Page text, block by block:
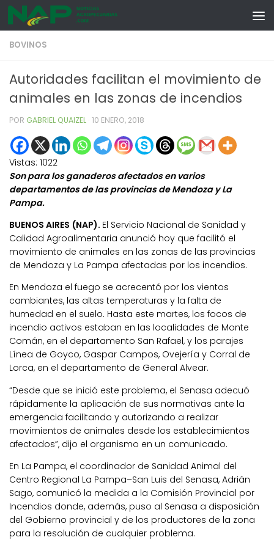
Skip to content
BOVINOS
Autoridades facilitan el movimiento de
animales en las zonas de incendios
POR GABRIEL QUAIZEL · 10 ENERO, 2018
Vistas: 1022
Son para los ganaderos afectados en varios
departamentos de las provincias de Mendoza y La
Pampa.
BUENOS AIRES (NAP). El Servicio Nacional de Sanidad y
Calidad Agroalimentaria anunció hoy que facilitó el
movimiento de animales en las zonas de las provincias
de Mendoza y La Pampa afectadas por los incendios.
En Mendoza el fuego se acrecentó por los vientos
cambiantes, las altas temperaturas y la falta de
humedad en el suelo. Hasta este martes, los focos de
incendio activos estaban en las localidades de Monte
Comán, en el departamento San Rafael, y los parajes
Línea de Goyco, Gaspar Campos, Ovejería y Corral de
Lorca, en el departamento de General Alvear.
“Desde que se inició este problema, el Senasa adecuó
rápidamente la aplicación de sus normativas ante la
emergencia facilitando y autorizando a realizar
movimientos de animales desde los establecimientos
afectados”, dijo el organismo en un comunicado.
En La Pampa, el coordinador de Sanidad Animal del
Centro Regional La Pampa–San Luis del Senasa, Adrián
Sago, comunicó la medida a la Comisión Provincial por
Incendios donde, además, puso al Senasa a disposición
del Gobierno provincial y de los productores de la zona
para la resolución de cualquier problema.